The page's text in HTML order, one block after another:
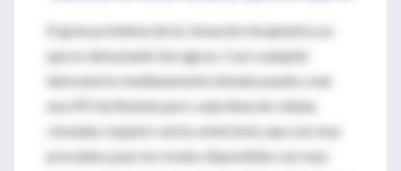
El gran problema de la clonación terapéutica es
que es demasiado farragoso. Casi cualquier
laboratorio medianamente dotado puede crear
una IPS fácilmente pero cada línea de células
clonadas requiere varios embriones que son muy
preciados pues los óvulos disponibles son muy